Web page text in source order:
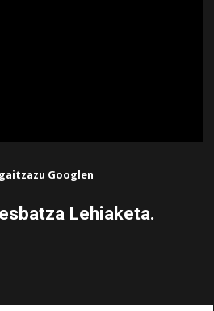
Googlen
Lehiaketa.